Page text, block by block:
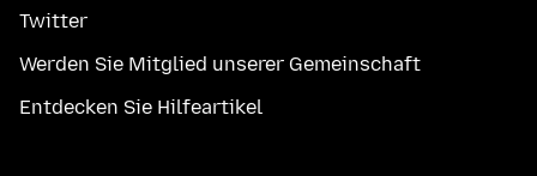
Twitter
Werden Sie Mitglied unserer Gemeinschaft
Entdecken Sie Hilfeartikel